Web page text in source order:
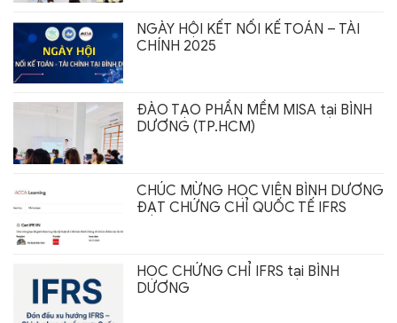
NGÀY HỘI KẾT NỐI KẾ TOÁN – TÀI
CHÍNH 2025
ĐÀO TẠO PHẦN MỀM MISA tại BÌNH
DƯƠNG (TP.HCM)
CHÚC MỪNG HỌC VIÊN BÌNH DƯƠNG
ĐẠT CHỨNG CHỈ QUỐC TẾ IFRS
HỌC CHỨNG CHỈ IFRS tại BÌNH
DƯƠNG